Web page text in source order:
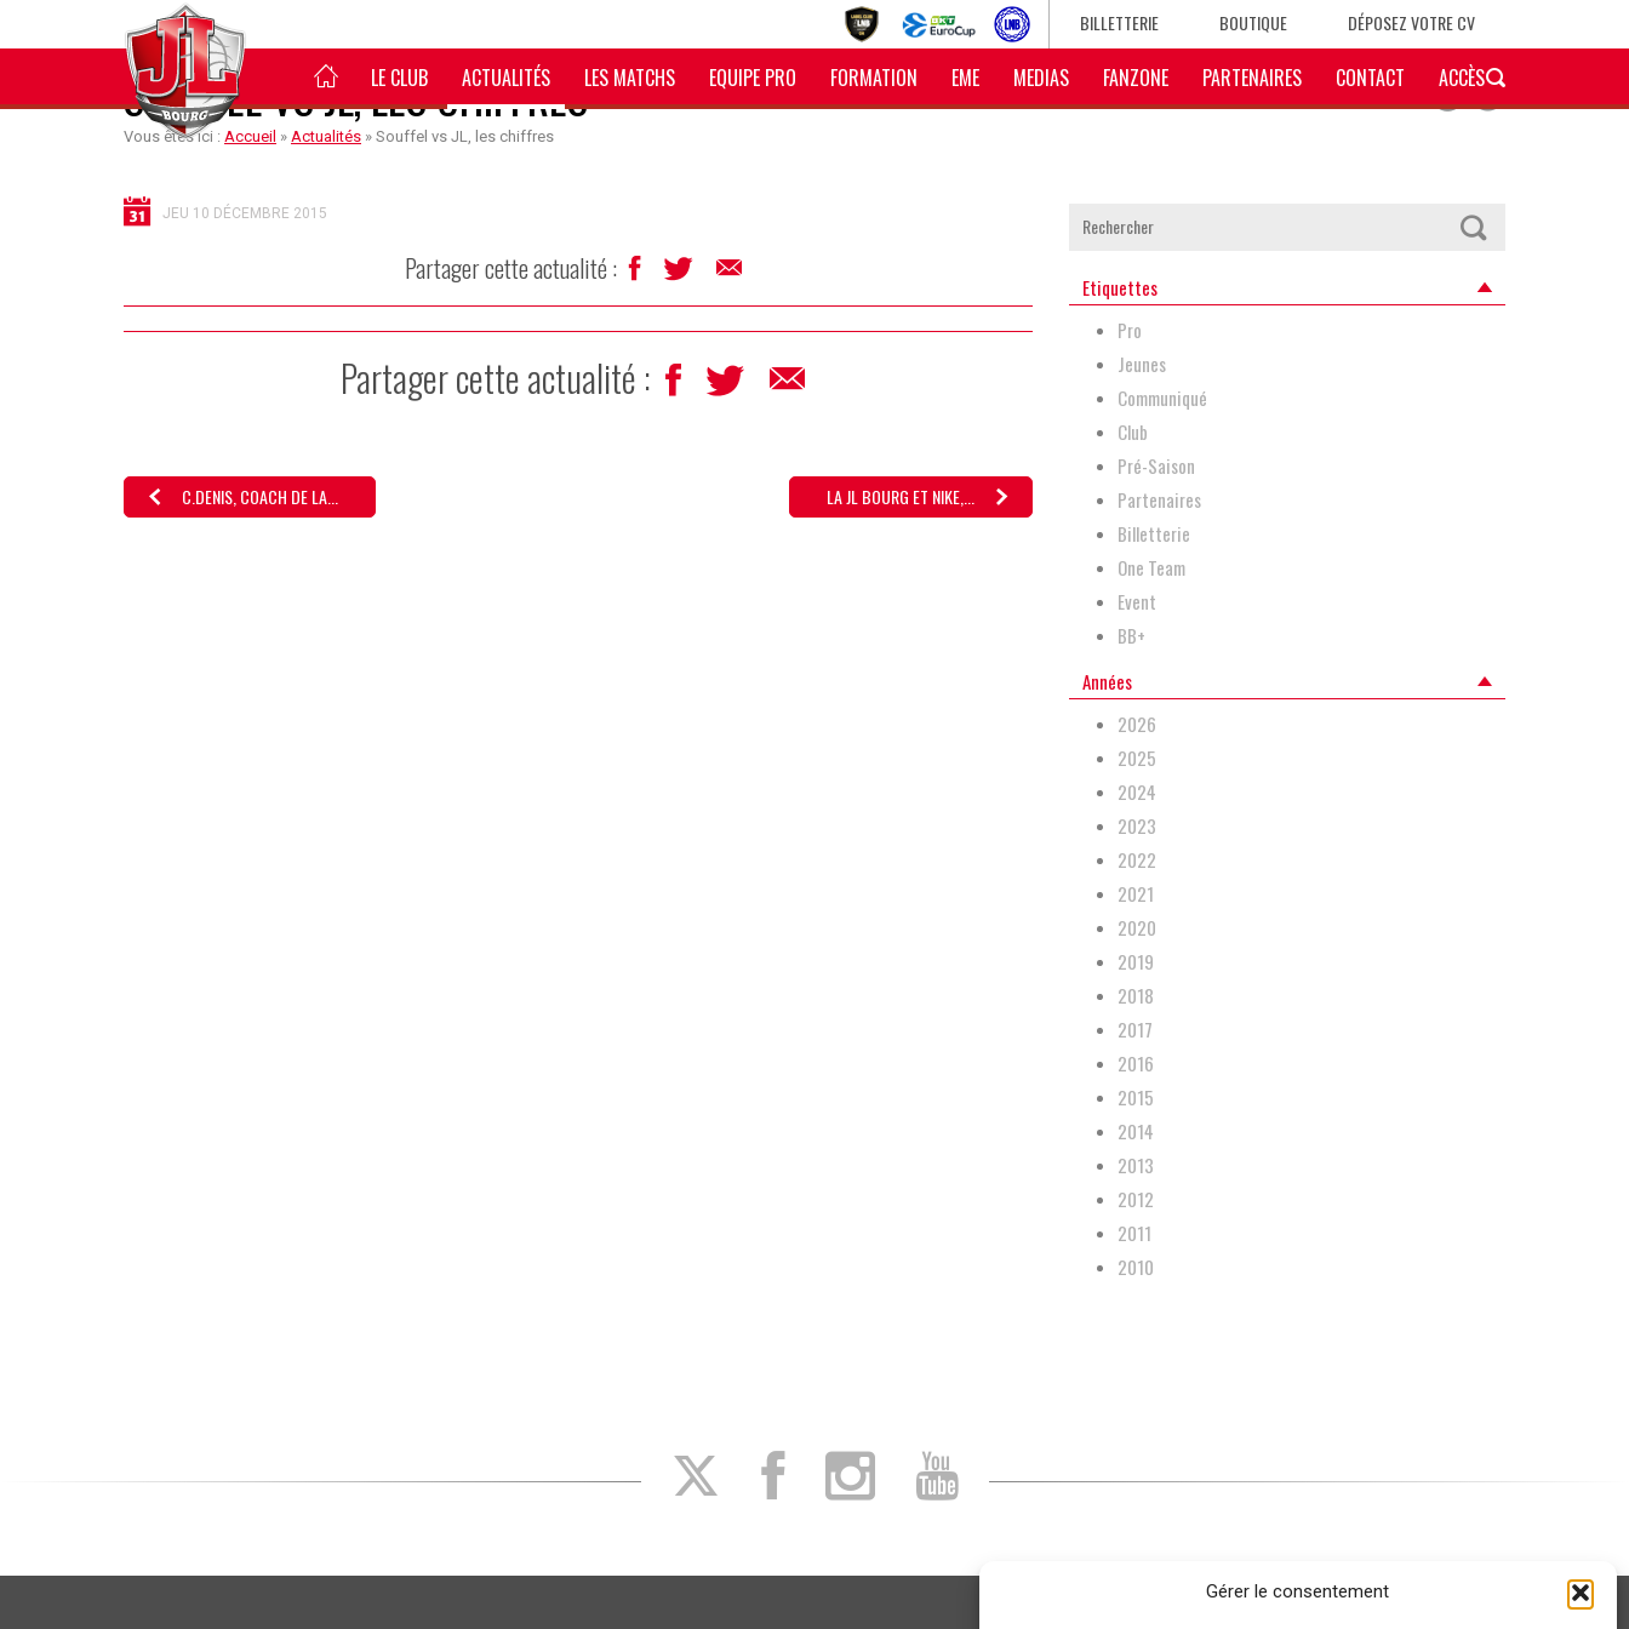
Gérer le consentement
BILLETTERIE BOUTIQUE DÉPOSEZ VOTRE CV
LE CLUB ACTUALITÉS LES MATCHS EQUIPE PRO FORMATION EME MEDIAS FANZONE PARTENAIRES CONTACT ACCÈS
SOUFFEL VS JL, LES CHIFFRES
Vous êtes ici : Accueil » Actualités » Souffel vs JL, les chiffres
JEU 10 DÉCEMBRE 2015
Partager cette actualité :
Partager cette actualité :
C.DENIS, COACH DE LA... LA JL BOURG ET NIKE,...
Etiquettes
Pro
Jeunes
Communiqué
Club
Pré-Saison
Partenaires
Billetterie
One Team
Event
BB+
Années
2026
2025
2024
2023
2022
2021
2020
2019
2018
2017
2016
2015
2014
2013
2012
2011
2010